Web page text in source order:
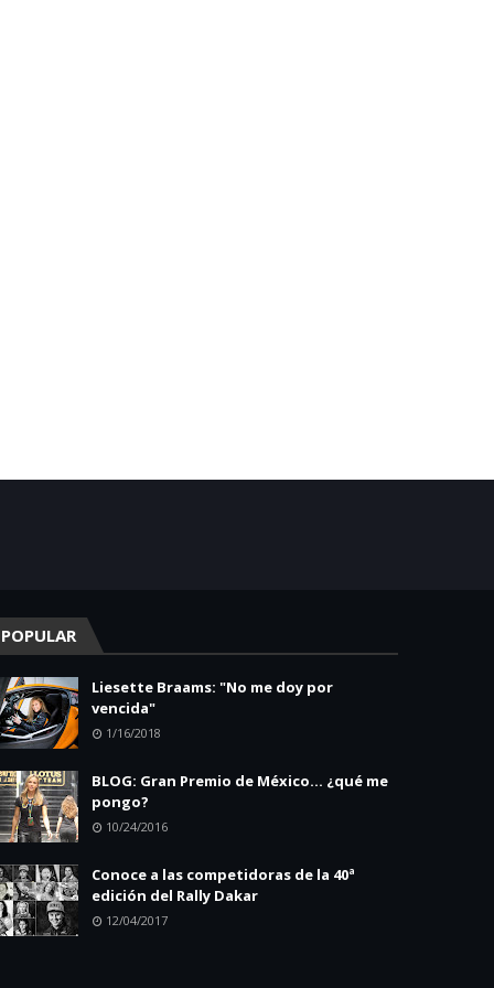
POPULAR
Liesette Braams: "No me doy por
vencida"
1/16/2018
BLOG: Gran Premio de México... ¿qué me
pongo?
10/24/2016
Conoce a las competidoras de la 40ª
edición del Rally Dakar
12/04/2017